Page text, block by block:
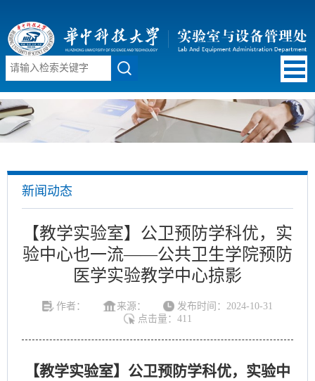
新闻动态
【教学实验室】公卫预防学科优，实
验中心也一流——公共卫生学院预防
医学实验教学中心掠影
作者： 来源：
发布时间：2024-10-31
点击量： 411
【教学实验室】 公卫预防学科优，实验中